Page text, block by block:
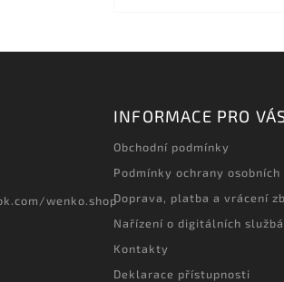
wenko.shop
INFORMACE PRO
Obchodní podmínky
Podmínky ochrany osobních
Doprava, platba a vrácení
Nařízení o digitálních
Kontakty
Deklarace přístupnosti